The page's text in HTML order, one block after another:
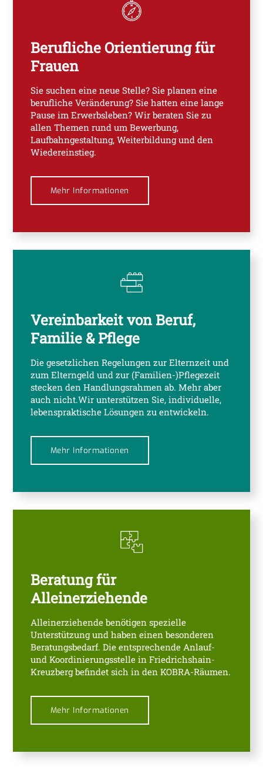
Berufliche Orientierung für
Frauen
Sie suchen eine neue Stelle? Sie planen eine
berufliche Veränderung? Sie hatten eine lange
Pause im Erwerbsleben? Wir beraten Sie zu
allen Themen rund um Bewerbung,
Laufbahngestaltung, Weiterbildung und den
Wiedereinstieg.
Mehr Informationen
Vereinbarkeit von Beruf,
Familie & Pflege
Die gesetzlichen Regelungen zur Elternzeit und
zum Elterngeld und zur (Familien-)Pflegezeit
stecken den Handlungsrahmen ab. Mehr aber
auch nicht.Wir unterstützen Sie, individuelle,
lebenspraktische Lösungen zu entwickeln.
Mehr Informationen
Beratung für
Alleinerziehende
Alleinerziehende benötigen spezielle
Unterstützung und haben einen besonderen
Beratungsbedarf. Die entsprechende Anlauf-
und Koordinierungsstelle in Friedrichshain-
Kreuzberg befindet sich in den KOBRA-Räumen.
Mehr Informationen